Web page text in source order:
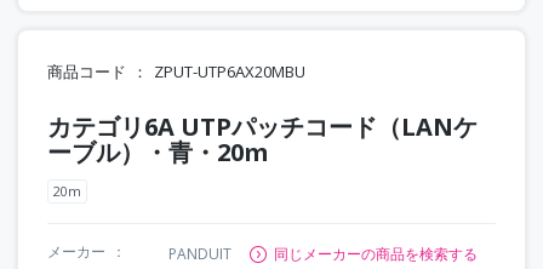
商品コード ZPUT-UTP6AX20MBU
カテゴリ6A UTPパッチコード（LANケ
ーブル）・青・20m
20m
メーカー PANDUIT
同じメーカーの商品を検索する